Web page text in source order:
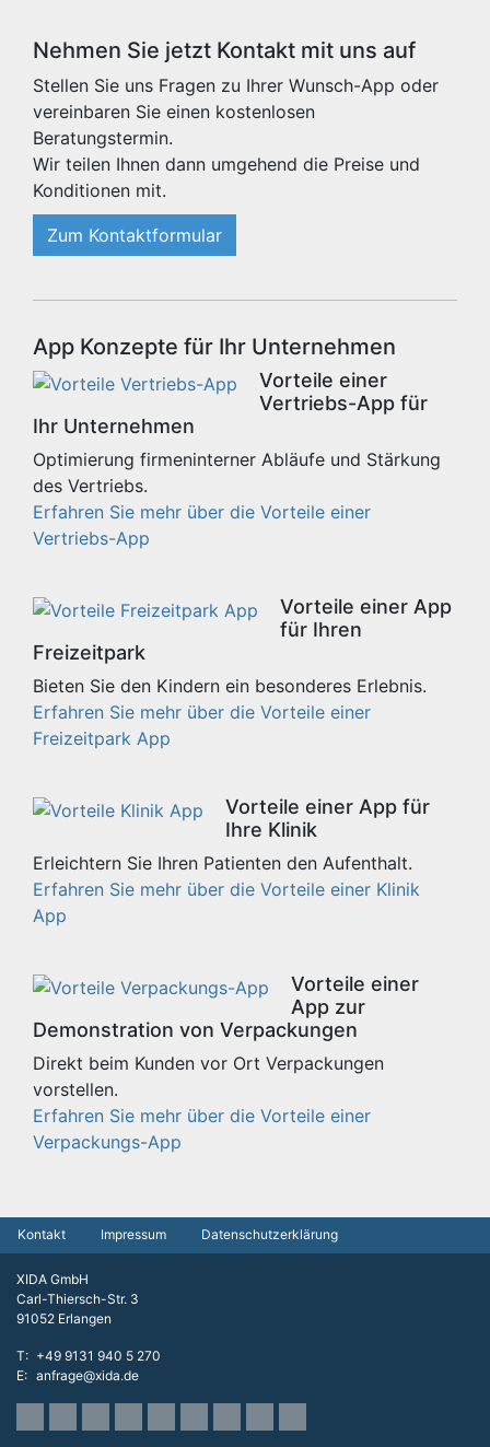
Nehmen Sie jetzt Kontakt mit uns auf
Stellen Sie uns Fragen zu Ihrer Wunsch-App oder
vereinbaren Sie einen kostenlosen
Beratungstermin.
Wir teilen Ihnen dann umgehend die Preise und
Konditionen mit.
Zum Kontaktformular
App Konzepte für Ihr Unternehmen
Vorteile einer
Vertriebs-App für
Ihr Unternehmen
Optimierung firmeninterner Abläufe und Stärkung
des Vertriebs.
Erfahren Sie mehr über die Vorteile einer
Vertriebs-App
Vorteile einer App
für Ihren
Freizeitpark
Bieten Sie den Kindern ein besonderes Erlebnis.
Erfahren Sie mehr über die Vorteile einer
Freizeitpark App
Vorteile einer App für
Ihre Klinik
Erleichtern Sie Ihren Patienten den Aufenthalt.
Erfahren Sie mehr über die Vorteile einer Klinik
App
Vorteile einer
App zur
Demonstration von Verpackungen
Direkt beim Kunden vor Ort Verpackungen
vorstellen.
Erfahren Sie mehr über die Vorteile einer
Verpackungs-App
Kontakt Impressum Datenschutzerklärung
XIDA GmbH
Carl-Thiersch-Str. 3
91052 Erlangen
T
+49 9131 940 5 270
E
anfrage@xida.de